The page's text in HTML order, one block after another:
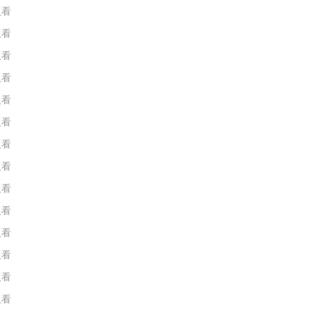
看
看
看
看
看
看
看
看
看
看
看
看
看
看